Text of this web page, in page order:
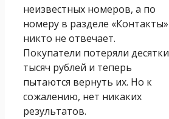
неизвестных номеров, а по
номеру в разделе «Контакты»
никто не отвечает.
Покупатели потеряли десятки
тысяч рублей и теперь
пытаются вернуть их. Но к
сожалению, нет никаких
результатов.